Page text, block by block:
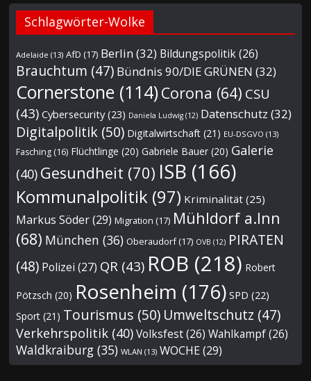
Schlagwörter-Wolke
Adelaide (13) AfD (17) Berlin (32) Bildungspolitik(26)
Brauchtum (47) Bündnis 90/DIE GRÜNEN (32)
Cornerstone (114) Corona (64) CSU
(43) Cybersecurity(23) Daniela Ludwig (12) Datenschutz (32)
Digitalpolitik (50) Digitalwirtschaft (21) EU-DSGVO (13)
Fasching (16) Flüchtlinge (20) Gabriele Bauer (20) Galerie
(40) Gesundheit (70) ISB (166)
Kommunalpolitik (97) Kriminalität (25)
Markus Söder(29) Migration (17) Mühldorf a.Inn
(68) München (36) Oberaudorf(17) OVB (12) PIRATEN
(48) Polizei (27) QR (43) ROB (218) Robert
Pötzsch (20) Rosenheim (176) SPD (22)
Sport (21) Tourismus (50) Umweltschutz (47)
Verkehrspolitik (40) Volksfest(26) Wahlkampf(26)
Waldkraiburg (35) WLAN (13) WOCHE(29)